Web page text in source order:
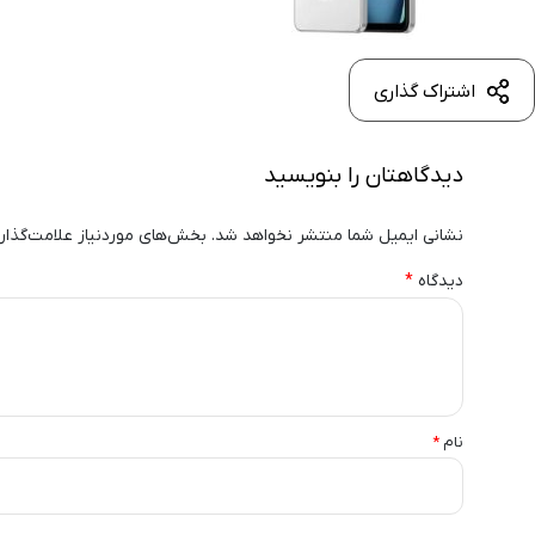
اشتراک گذاری
دیدگاهتان را بنویسید
نشانی ایمیل شما منتشر نخواهد شد. بخش‌های موردنیاز
دیدگاه*
نام*